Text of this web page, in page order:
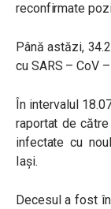
reconfirmate
Până astăzi,
cu SARS – CoV
În intervalul
raportat de
infectate cu
Iași.
Decesul a fost